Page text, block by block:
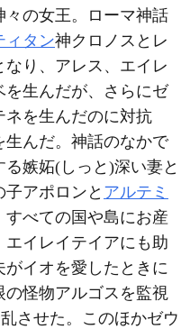
の女王。ローマ神話
ィタン神クロノスとレ
り、アレス、エイレ
を生んだが、さらにゼ
ネを生んだのに対抗
生んだ。神話のなかで
嫉妬(しっと)深い妻と
アポロンと アルテミ
べての国や島にお産
イレイテイアにも助
イオを愛したときに
怪物アルゴスを監視
させた。このほかゼウ